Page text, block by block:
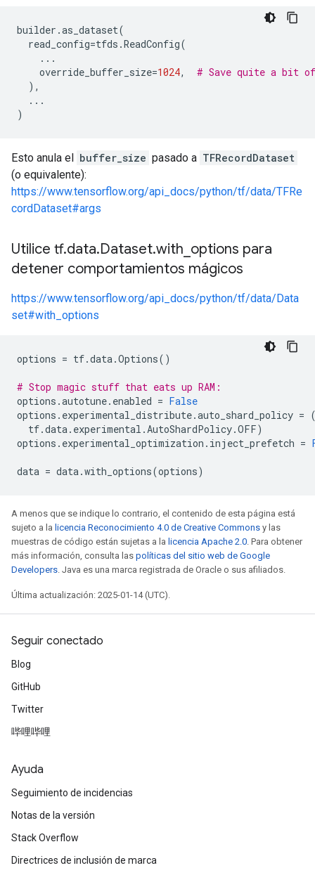
builder .as_dataset(
read_config=tfds .ReadConfig(
...
override_buffer_size=1024,
# Save quite a bit of
),
...
)
Esto anula el buffer_size pasado a TFRecordDataset
(o equivalente):
https://www.tensorflow.org/api_docs/python/tf/data/TFRe
cordDataset#args
Utilice tf.data.Dataset.with options para
detener comportamientos mágicos
https://www.tensorflow.org/api_docs/python/tf/data/Data
set#with_options
options = tf.data.Options()
# Stop magic stuff that eats up RAM:
options .autotune. enabled = False
options . experimental_distribute.auto_shard_policy =
tf.data. experimental .AutoShardPolicy.OFF)
options . experimental_optimization . inject_prefetch =
data = data.with_options(options)
A menos que se indique lo contrario, el contenido de esta página está
sujeto a la licencia Reconocimiento 4.0 de Creative Commons y las
muestras de código están sujetas a la licencia Apache 2.0. Para obtener
más información, consulta las políticas del sitio web de Google
Developers. Java es una marca registrada de Oracle o sus afiliados.
Última actualización: 2025-01-14 (UTC).
Seguir conectado
Blog
GitHub
Twitter
哔哩哔哩
Ayuda
Seguimiento de incidencias
Notas de la versión
Stack Overflow
Directrices de inclusión de marca